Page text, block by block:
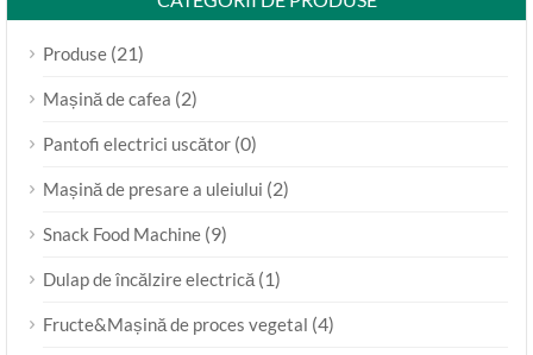
Produse (21)
Mașină de cafea (2)
Pantofi electrici uscător (0)
Mașină de presare a uleiului (2)
Snack Food Machine (9)
Dulap de încălzire electrică (1)
Fructe&Mașină de proces vegetal (4)